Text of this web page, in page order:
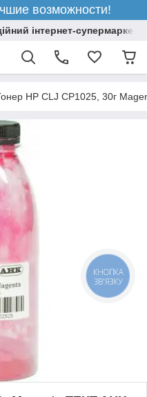
возможности!
інтернет-супермаркет
HP CLJ CP1025, 30г
КНОПКА
ЗВ'ЯЗКУ